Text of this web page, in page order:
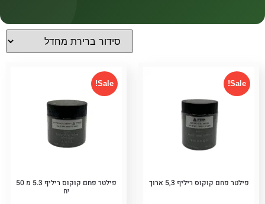
מחירים
Price filter
Sale!
פילטר פחם קוקוס ריליף 5,3 ארוך
Sale!
פילטר פחם קוקוס ריליף 5.3 מ 50
יח